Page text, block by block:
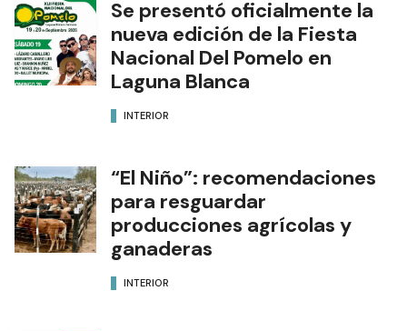
Se presentó oficialmente la
nueva edición de la Fiesta
Nacional Del Pomelo en
Laguna Blanca
INTERIOR
“El Niño”: recomendaciones
para resguardar
producciones agrícolas y
ganaderas
INTERIOR